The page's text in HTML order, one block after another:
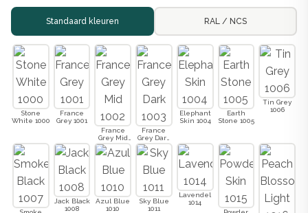
Standaard kleuren RAL / NCS
Stone
White 1000
France
Grey 1001
France
Grey Mid
1002
France
Grey Dark
1003
Elephant
Skin 1004
Earth
Stone 1005
Tin Grey
1006
Jack Black
1008
Azul Blue
1010
Sky Blue
1011
Lavendel
1014